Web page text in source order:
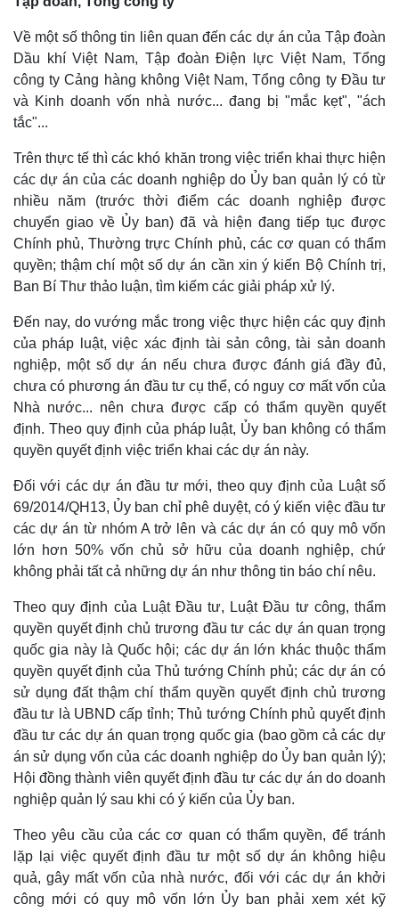
Pháp luật
Vụ án
Tư vấn luật
Quân sự - Quốc phòng
Vũ khí
Phân tích
Về một số thông tin liên quan đến các dự án của Tập đoàn
Dầu khí Việt Nam, Tập đoàn Điện lực Việt Nam, Tổng
công ty Cảng hàng không Việt Nam, Tổng công ty Đầu tư
và Kinh doanh vốn nhà nước... đang bị "mắc kẹt", "ách
tắc"...
Trên thực tế thì các khó khăn trong việc triển khai thực hiện
các dự án của các doanh nghiệp do Ủy ban quản lý có từ
nhiều năm (trước thời điểm các doanh nghiệp được
chuyển giao về Ủy ban) đã và hiện đang tiếp tục được
Chính phủ, Thường trực Chính phủ, các cơ quan có thẩm
quyền; thậm chí một số dự án cần xin ý kiến Bộ Chính trị,
Ban Bí Thư thảo luận, tìm kiếm các giải pháp xử lý.
Đến nay, do vướng mắc trong việc thực hiện các quy định
của pháp luật, việc xác định tài sản công, tài sản doanh
nghiệp, một số dự án nếu chưa được đánh giá đầy đủ,
chưa có phương án đầu tư cụ thể, có nguy cơ mất vốn của
Nhà nước... nên chưa được cấp có thẩm quyền quyết
định. Theo quy định của pháp luật, Ủy ban không có thẩm
quyền quyết định việc triển khai các dự án này.
Đối với các dự án đầu tư mới, theo quy định của Luật số
69/2014/QH13, Ủy ban chỉ phê duyệt, có ý kiến việc đầu tư
các dự án từ nhóm A trở lên và các dự án có quy mô vốn
lớn hơn 50% vốn chủ sở hữu của doanh nghiệp, chứ
không phải tất cả những dự án như thông tin báo chí nêu.
Theo quy định của Luật Đầu tư, Luật Đầu tư công, thẩm
quyền quyết định chủ trương đầu tư các dự án quan trọng
quốc gia này là Quốc hội; các dự án lớn khác thuộc thẩm
quyền quyết định của Thủ tướng Chính phủ; các dự án có
sử dụng đất thậm chí thẩm quyền quyết định chủ trương
đầu tư là UBND cấp tỉnh; Thủ tướng Chính phủ quyết định
đầu tư các dự án quan trọng quốc gia (bao gồm cả các dự
án sử dụng vốn của các doanh nghiệp do Ủy ban quản lý);
Hội đồng thành viên quyết định đầu tư các dự án do doanh
nghiệp quản lý sau khi có ý kiến của Ủy ban.
Theo yêu cầu của các cơ quan có thẩm quyền, để tránh
lặp lại việc quyết định đầu tư một số dự án không hiệu
quả, gây mất vốn của nhà nước, đối với các dự án khởi
công mới có quy mô vốn lớn Ủy ban phải xem xét kỹ